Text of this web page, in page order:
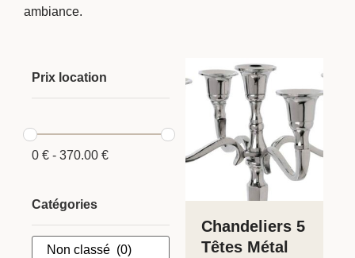
ambiance.
Prix location
0 € - 370.00 €
Catégories
Chandeliers 5
Têtes Métal